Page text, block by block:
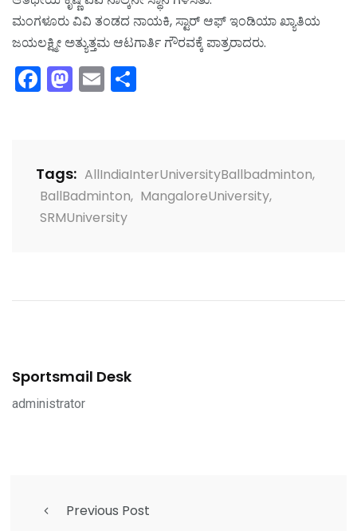
ಮಂಗಳೂರು ವಿವಿ ತಂಡದ ನಾಯಕಿ, ಸ್ಟಾರ್ ಆಫ್ ಇಂಡಿಯಾ ಖ್ಯಾತಿಯ
ಜಯಲಕ್ಷ್ಮೀ ಅತ್ಯುತ್ತಮ ಆಟಗಾರ್ತಿ ಗೌರವಕ್ಕೆ ಪಾತ್ರರಾದರು.
Facebook
Mastodon
Email
Tags: AllIndiaInterUniversityBallbadminton,
BallBadminton, MangaloreUniversity,
SRMUniversity
Sportsmail Desk
administrator
Previous Post